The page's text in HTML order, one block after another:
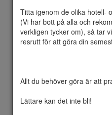
Titta igenom de olika hotell-
(Vi har bott på alla och
verkligen tycker om), så tar
resrutt för att göra din
Allt du behöver göra är att
Lättare kan det inte bli!
Tartu (historiska
Dorpat; ryska
men idag Тарту,
(2010).
Tartu ligger i det